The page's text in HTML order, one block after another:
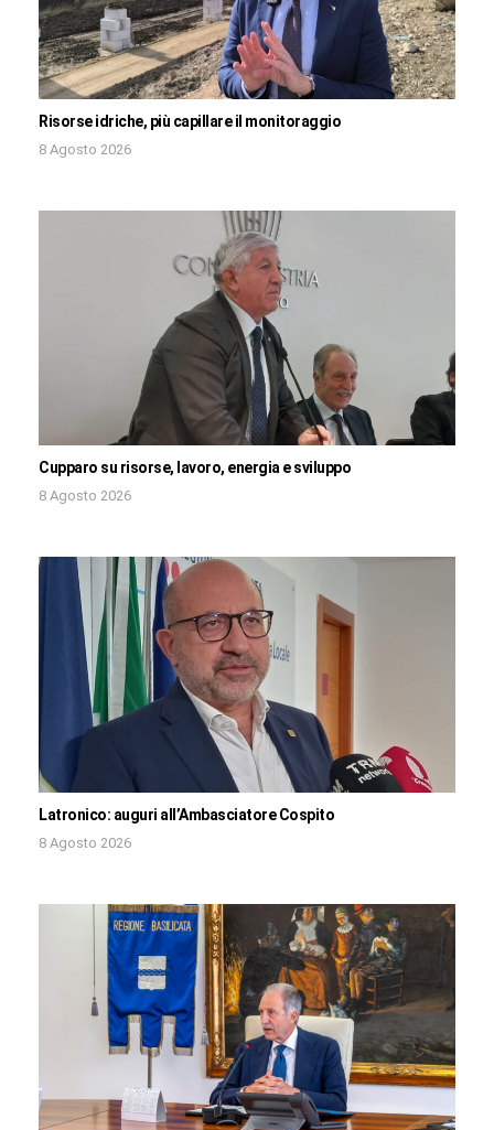
Risorse idriche, più capillare il monitoraggio
8 Agosto 2026
Cupparo su risorse, lavoro, energia e sviluppo
8 Agosto 2026
Latronico: auguri all’Ambasciatore Cospito
8 Agosto 2026